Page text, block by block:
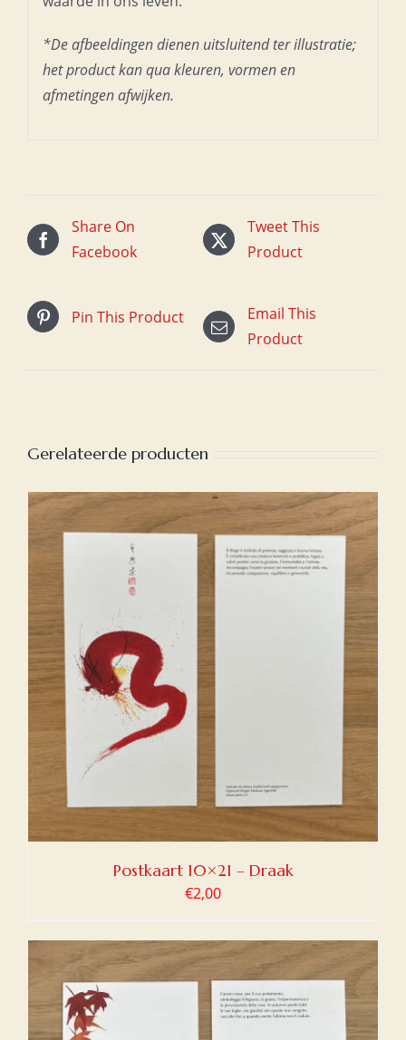
*De afbeeldingen dienen uitsluitend ter illustratie;
het product kan qua kleuren, vormen en
afmetingen afwijken.
Share On
Facebook
Tweet This
Product
Pin This Product
Email This
Product
Gerelateerde producten
Postkaart 10×21 – Draak
€2,00